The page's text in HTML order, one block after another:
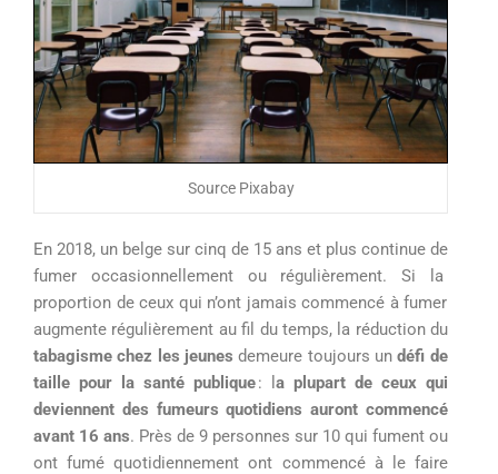
Source Pixabay
En 2018, un belge sur cinq de 15 ans et plus continue de
fumer occasionnellement ou régulièrement.Si la
proportion de ceux qui n’ont jamais commencé à fumer
augmente régulièrement au fil du temps, la réduction du
tabagisme chez les jeunesdemeure toujours un défi de
taille pour la santé publique: l a plupart de ceux qui
deviennent des fumeurs quotidiens auront commencé
avant 16 ans. Près de 9 personnes sur 10 qui fument ou
ont fumé quotidiennement ont commencé à le faire